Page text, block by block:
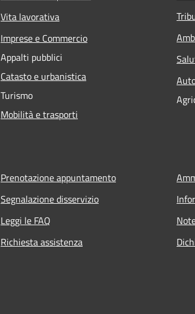
Vita lavorativa
Imprese e Commercio
Appalti pubblici
Catasto e urbanistica
Turismo
Mobilità e trasporti
Prenotazione appuntamento
Segnalazione disservizio
Leggi le FAQ
Richiesta assistenza